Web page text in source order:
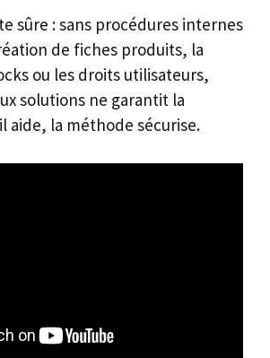
sûre : sans procédures internes
de fiches produits, la
ou les droits utilisateurs,
solutions ne garantit la
aide, la méthode sécurise.